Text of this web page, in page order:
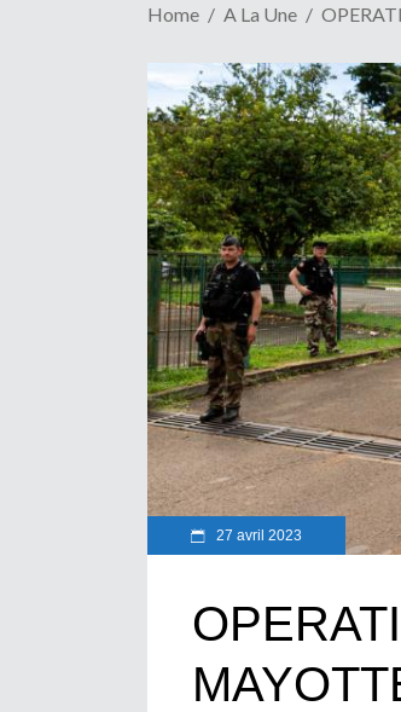
Home A La Une
27 avril 2023